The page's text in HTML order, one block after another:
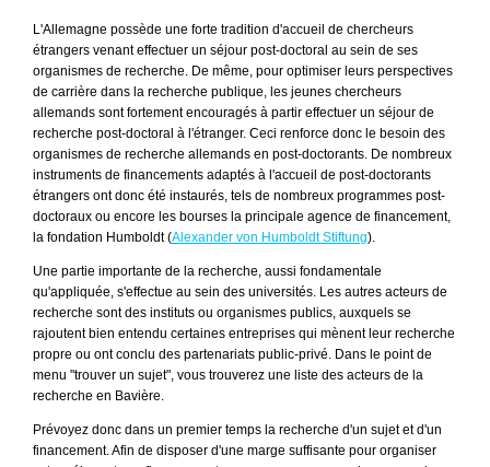
L'Allemagne possède une forte tradition d'accueil de chercheurs
étrangers venant effectuer un séjour post-doctoral au sein de ses
organismes de recherche. De même, pour optimiser leurs perspectives
de carrière dans la recherche publique, les jeunes chercheurs
allemands sont fortement encouragés à partir effectuer un séjour de
recherche post-doctoral à l'étranger. Ceci renforce donc le besoin des
organismes de recherche allemands en post-doctorants. De nombreux
instruments de financements adaptés à l'accueil de post-doctorants
étrangers ont donc été instaurés, tels de nombreux programmes post-
doctoraux ou encore les bourses la principale agence de financement,
la fondation Humboldt (Alexander von Humboldt Stiftung).
Une partie importante de la recherche, aussi fondamentale
qu'appliquée, s'effectue au sein des universités. Les autres acteurs de
recherche sont des instituts ou organismes publics, auxquels se
rajoutent bien entendu certaines entreprises qui mènent leur recherche
propre ou ont conclu des partenariats public-privé. Dans le point de
menu "trouver un sujet", vous trouverez une liste des acteurs de la
recherche en Bavière.
Prévoyez donc dans un premier temps la recherche d'un sujet et d'un
financement. Afin de disposer d'une marge suffisante pour organiser